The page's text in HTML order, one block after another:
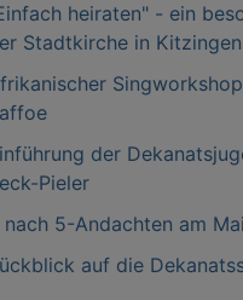
heiraten" - ein
Stadtkirche in Kitzingen
der
Pieler
nach 5-Andachten am
auf die